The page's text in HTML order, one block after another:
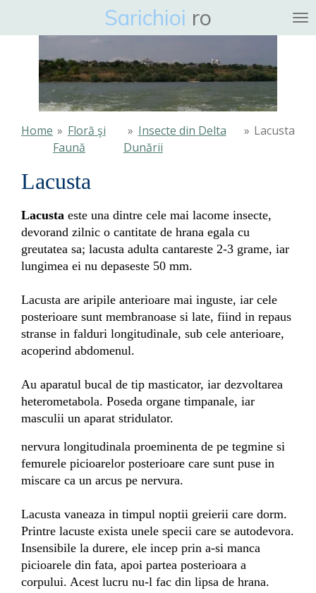
hoofdinhoud
Sarichioi ro
Home » Floră şi
Faună
» Insecte din Delta
Dunării
» Lacusta
Lacusta
Lacusta este una dintre cele mai lacome insecte,
devorand zilnic o cantitate de hrana egala cu
greutatea sa; lacusta adulta cantareste 2-3 grame, iar
lungimea ei nu depaseste 50 mm.
Lacusta are aripile anterioare mai inguste, iar cele
posterioare sunt membranoase si late, fiind in repaus
stranse in falduri longitudinale, sub cele anterioare,
acoperind abdomenul.
Au aparatul bucal de tip masticator, iar dezvoltarea
heterometabola. Poseda organe timpanale, iar
masculii un aparat stridulator.
nervura longitudinala proeminenta de pe tegmine si
femurele picioarelor posterioare care sunt puse in
miscare ca un arcus pe nervura.
Lacusta vaneaza in timpul noptii greierii care dorm.
Printre lacuste exista unele specii care se autodevora.
Insensibile la durere, ele incep prin a-si manca
picioarele din fata, apoi partea posterioara a
corpului. Acest lucru nu-l fac din lipsa de hrana.